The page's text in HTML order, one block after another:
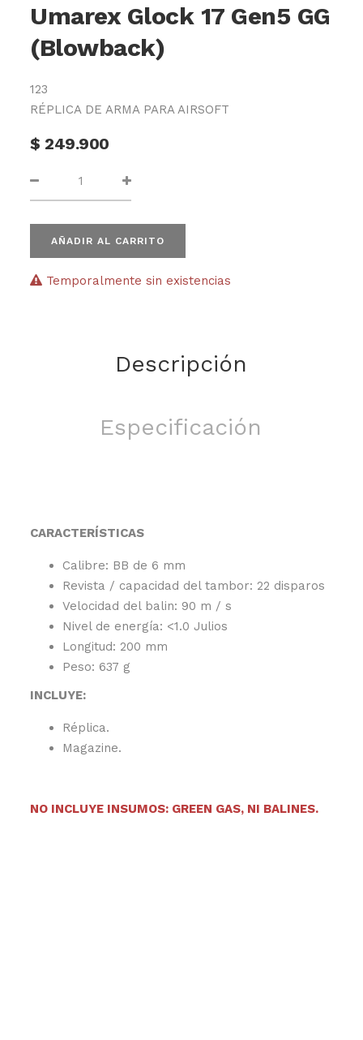
Umarex Glock 17 Gen5 GG
(Blowback)
123
RÉPLICA DE ARMA PARA AIRSOFT
$ 249.900
AÑADIR AL CARRITO
Temporalmente sin existencias
Descripción
Especificación
CARACTERÍSTICAS
Calibre: BB de 6 mm
Revista / capacidad del tambor: 22 disparos
Velocidad del balin: 90 m / s
Nivel de energía: <1.0 Julios
Longitud: 200 mm
Peso: 637 g
INCLUYE:
Réplica.
Magazine.
NO INCLUYE INSUMOS: GREEN GAS, NI BALINES.